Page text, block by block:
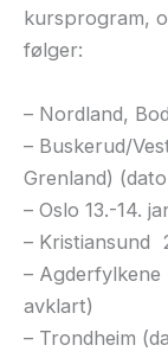
kursprogram,
følger:
– Nordland,
– Buskerud/
Grenland)
– Oslo 13.-14.
– Kristiansund
– Agderfylkene
avklart)
– Trondheim